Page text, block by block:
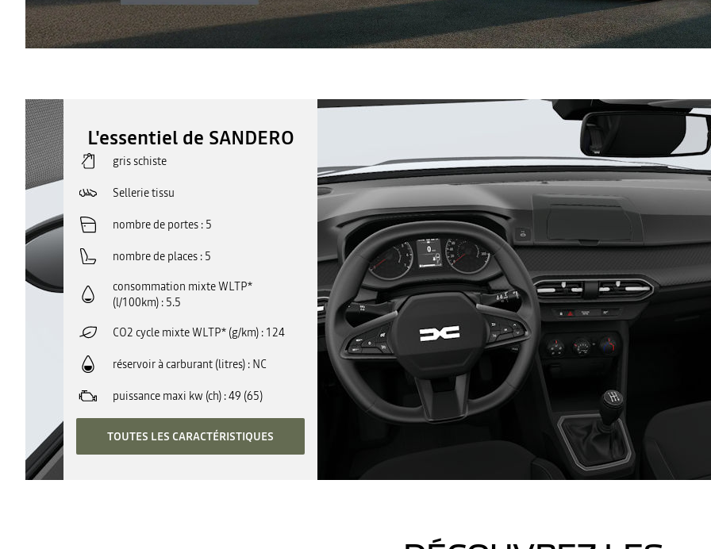
L'essentiel de SANDERO
gris schiste
Sellerie tissu
nombre de portes 5
nombre de places 5
consommation mixte WLTP*
(l/100km) 5.5
CO2 cycle mixte WLTP* (g/km) 124
réservoir à carburant (litres) NC
puissance maxi kw (ch) 49 (65)
TOUTES LES CARACTÉRISTIQUES